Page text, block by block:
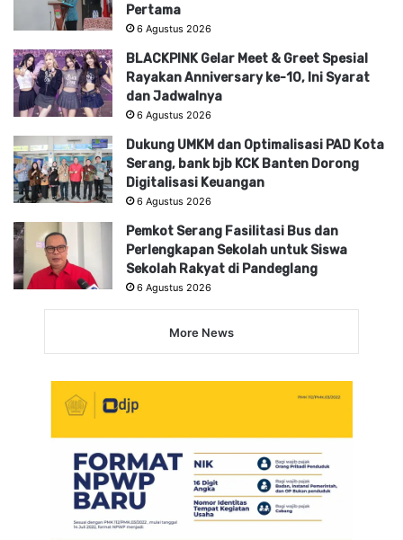
Pertama
6 Agustus 2026
BLACKPINK Gelar Meet & Greet Spesial
Rayakan Anniversary ke-10, Ini Syarat
dan Jadwalnya
6 Agustus 2026
Dukung UMKM dan Optimalisasi PAD Kota
Serang, bank bjb KCK Banten Dorong
Digitalisasi Keuangan
6 Agustus 2026
Pemkot Serang Fasilitasi Bus dan
Perlengkapan Sekolah untuk Siswa
Sekolah Rakyat di Pandeglang
6 Agustus 2026
More News